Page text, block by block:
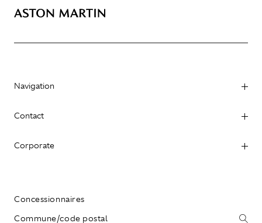
Navigation
Contact
Corporate
Concessionnaires